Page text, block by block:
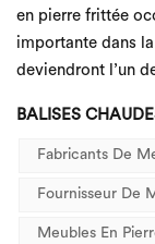
en pierre frittée
importante dans
deviendront l’un
BALISES
Fabricants De
Fournisseur De
Meubles En